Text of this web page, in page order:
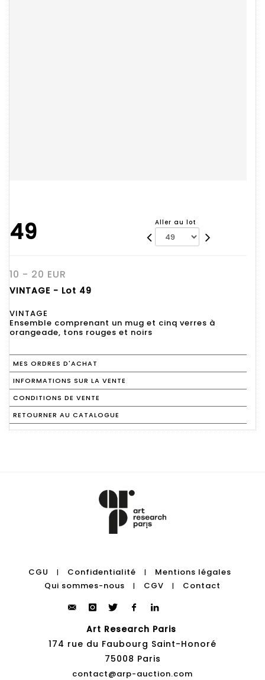
49 Aller au lot
10 - 20 EUR
VINTAGE - Lot 49
VINTAGE
Ensemble comprenant un mug et cinq verres à
orangeade, tons rouges et noirs
MES ORDRES D'ACHAT
INFORMATIONS SUR LA VENTE
CONDITIONS DE VENTE
RETOURNER AU CATALOGUE
CGU | Confidentialité |
Mentions légales
Qui sommes-nous
| CGV | Contact
Art Research Paris
174 rue du Faubourg Saint-Honoré
75008 Paris
contact@arp-auction.com